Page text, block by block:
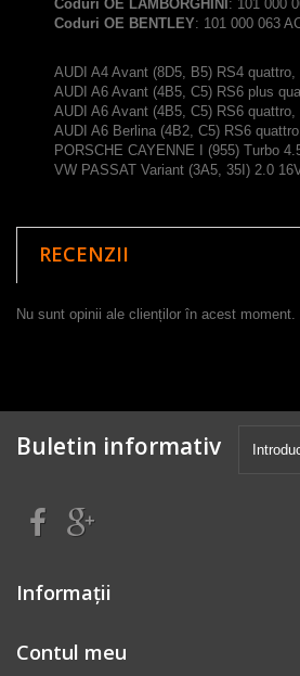
Coduri OE LAMBORGHINI : 101 000
Coduri OE BENTLEY: 101 000 063
AUDI A4 Avant (8D5, B5) RS4 quattro,
AUDI A6 Avant (4B5, C5) RS6 plus
AUDI A6 Avant (4B5, C5) RS6 quattro,
AUDI A6 Berlina (4B2, C5) RS6
PORSCHE CAYENNE I (955) Turbo
VW PASSAT Variant (3A5, 35I) 2.0
RECENZII
Nu sunt opinii ale clienților în acest moment.
Buletin informativ
Informaţii
Contul meu